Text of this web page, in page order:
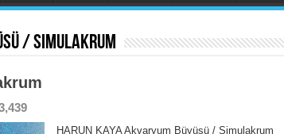
/ Simulakrum
HARUN KAYA Akvaryum Büyüsü / Simulakrum